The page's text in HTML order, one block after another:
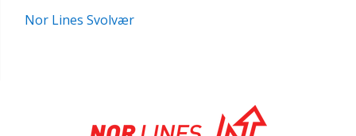
Nor Lines Svolvær